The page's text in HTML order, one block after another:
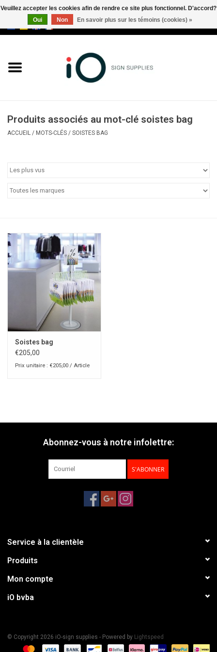
Marques
Appelez-nous au +32 3 353 67
Produits associés au mot-clé soistes bag
ACCUEIL / MOTS-CLÉS / SOISTES BAG
Soistes bag
€205,00
Prix unitaire : €205,00 / Article
Abonnez-vous à notre infolettre:
S'ABONNER
Service à la clientèle
Produits
Mon compte
iO bvba
© Copyright 2026 iO-sign supplies - Powered by Lightspeed
Veuillez accepter les cookies afin de rendre ce site plus fonctionnel. D'accord?
Oui
Non En savoir plus sur les témoins (cookies) »